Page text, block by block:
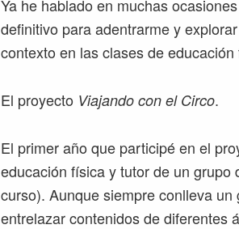
Ya he hablado en muchas
definitivo para adentrarme y
contexto en las clases de educación
El proyecto Viajando con el Circo.
El primer año que participé en el
educación física y tutor de un grupo
curso). Aunque siempre conlleva
entrelazar contenidos de diferentes